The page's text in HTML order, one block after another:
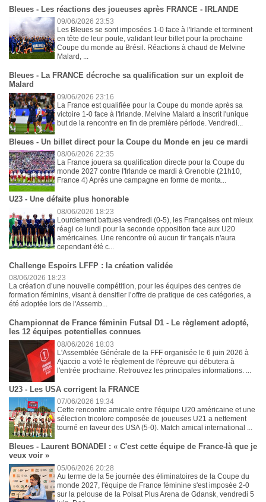
Bleues - Les réactions des joueuses après FRANCE - IRLANDE
09/06/2026 23:53
Les Bleues se sont imposées 1-0 face à l'Irlande et terminent
en tête de leur poule, validant leur billet pour la prochaine
Coupe du monde au Brésil. Réactions à chaud de Melvine
Malard, ...
Bleues - La FRANCE décroche sa qualification sur un exploit de
Malard
09/06/2026 23:16
La France est qualifiée pour la Coupe du monde après sa
victoire 1-0 face à l'Irlande. Melvine Malard a inscrit l'unique
but de la rencontre en fin de première période. Vendredi...
Bleues - Un billet direct pour la Coupe du Monde en jeu ce mardi
08/06/2026 22:35
La France jouera sa qualification directe pour la Coupe du
monde 2027 contre l'Irlande ce mardi à Grenoble (21h10,
France 4) Après une campagne en forme de monta...
U23 - Une défaite plus honorable
08/06/2026 18:23
Lourdement battues vendredi (0-5), les Françaises ont mieux
réagi ce lundi pour la seconde opposition face aux U20
américaines. Une rencontre où aucun tir français n'aura
cependant été c...
Challenge Espoirs LFFP : la création validée
08/06/2026 18:23
La création d’une nouvelle compétition, pour les équipes des centres de
formation féminins, visant à densifier l’offre de pratique de ces catégories, a
été adoptée lors de l'Assemb...
Championnat de France féminin Futsal D1 - Le règlement adopté,
les 12 équipes potentielles connues
08/06/2026 18:03
L'Assemblée Générale de la FFF organisée le 6 juin 2026 à
Ajaccio a voté le règlement de l'épreuve qui débutera à
l'entrée prochaine. Retrouvez les principales informations. ...
U23 - Les USA corrigent la FRANCE
07/06/2026 19:34
Cette rencontre amicale entre l'équipe U20 américaine et une
sélection tricolore composée de joueuses U21 a nettement
tourné en faveur des USA (5-0). Match amical international ...
Bleues - Laurent BONADEI : « C'est cette équipe de France-là que je
veux voir »
05/06/2026 20:28
Au terme de la 5e journée des éliminatoires de la Coupe du
monde 2027, l'équipe de France féminine s'est imposée 2-0
sur la pelouse de la Polsat Plus Arena de Gdansk, vendredi 5